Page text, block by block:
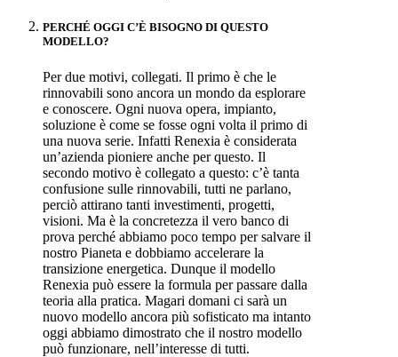
PERCHÉ OGGI C’È BISOGNO DI QUESTO
MODELLO?
Per due motivi, collegati. Il primo è che le
rinnovabili sono ancora un mondo da esplorare
e conoscere. Ogni nuova opera, impianto,
soluzione è come se fosse ogni volta il primo di
una nuova serie. Infatti Renexia è considerata
un’azienda pioniere anche per questo. Il
secondo motivo è collegato a questo: c’è tanta
confusione sulle rinnovabili, tutti ne parlano,
perciò attirano tanti investimenti, progetti,
visioni. Ma è la concretezza il vero banco di
prova perché abbiamo poco tempo per salvare il
nostro Pianeta e dobbiamo accelerare la
transizione energetica. Dunque il modello
Renexia può essere la formula per passare dalla
teoria alla pratica. Magari domani ci sarà un
nuovo modello ancora più sofisticato ma intanto
oggi abbiamo dimostrato che il nostro modello
può funzionare, nell’interesse di tutti.